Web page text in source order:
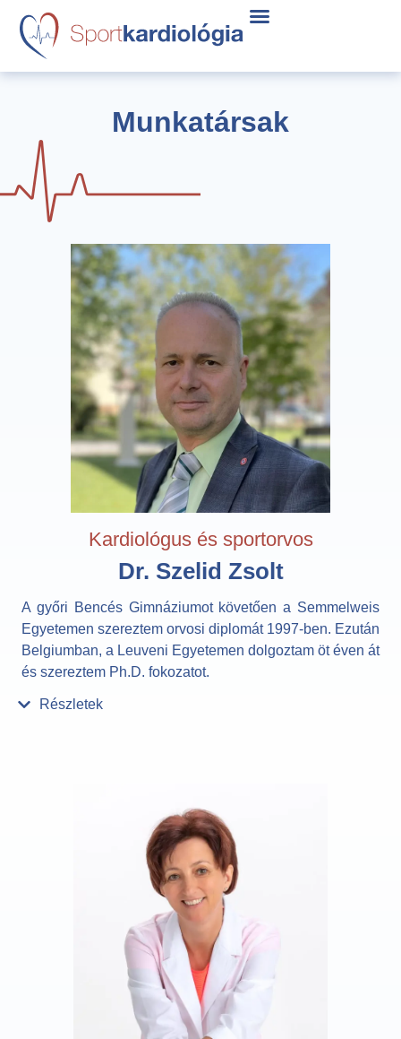
Munkatársak
Kardiológus és sportorvos
Dr. Szelid Zsolt
A győri Bencés Gimnáziumot követően a Semmelweis
Egyetemen szereztem orvosi diplomát 1997-ben. Ezután
Belgiumban, a Leuveni Egyetemen dolgoztam öt éven át
és szereztem Ph.D. fokozatot.
Részletek